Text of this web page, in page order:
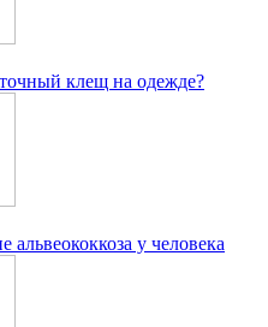
клещ на одежде?
у человека